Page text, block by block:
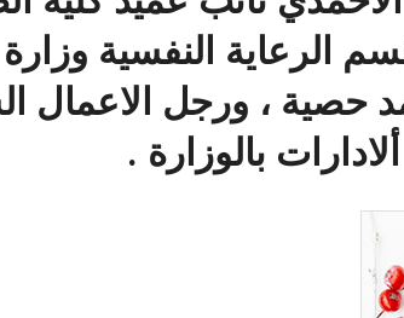
الرعاية النفسية
حصية ، ورجل الاعمال
بالوزارة .